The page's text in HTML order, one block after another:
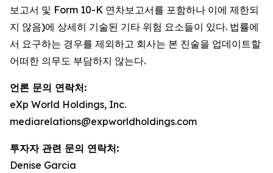
보고서 및 Form 10-K 연차보고서를 포함하나 이에 제한되
지 않음)에 상세히 기술된 기타 위험 요소들이 있다. 법률에
서 요구하는 경우를 제외하고 회사는 본 진술을 업데이트할
어떠한 의무도 부담하지 않는다.
언론 문의 연락처:
eXp World Holdings, Inc.
mediarelations@expworldholdings.com
투자자 관련 문의 연락처:
Denise Garcia